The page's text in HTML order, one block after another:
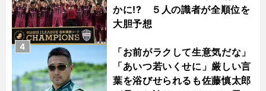
かに!? ５人の識者が全順位を
大胆予想
「お前がラクして生意気だな」
「あいつ若いくせに」厳しい言
葉を浴びせられるも佐藤慎太郎
4